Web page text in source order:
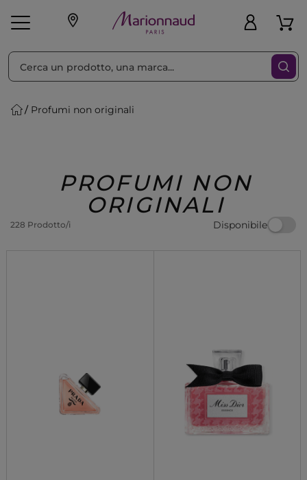
Make-up Profumi
Regalo
Profumi non originali
PROFUMI NON
ORIGINALI
228 Prodotto/i Disponibile
Ordina per Filtra